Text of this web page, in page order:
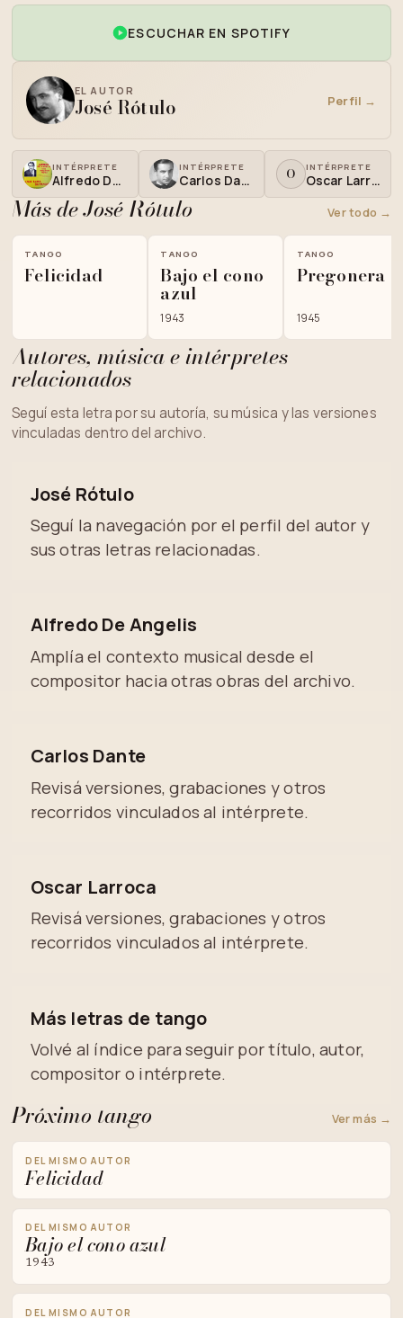
ESCUCHAR EN SPOTIFY
EL AUTOR
José Rótulo Perfil →
INTÉRPRETE
Alfredo De Angelis
INTÉRPRETE
Carlos Dante O INTÉRPRETE
Oscar Larroca
Más de José Rótulo Ver todo →
TANGO
Felicidad
TANGO
Bajo el cono
azul
1943
TANGO
Pregonera
1945
Autores, música e intérpretes
relacionados
Seguí esta letra por su autoría, su música y las versiones
vinculadas dentro del archivo.
José Rótulo
Seguí la navegación por el perfil del autor y
sus otras letras relacionadas.
Alfredo De Angelis
Amplía el contexto musical desde el
compositor hacia otras obras del archivo.
Carlos Dante
Revisá versiones, grabaciones y otros
recorridos vinculados al intérprete.
Oscar Larroca
Revisá versiones, grabaciones y otros
recorridos vinculados al intérprete.
Más letras de tango
Volvé al índice para seguir por título, autor,
compositor o intérprete.
Próximo tango Ver más →
DEL MISMO AUTOR
Felicidad
DEL MISMO AUTOR
Bajo el cono azul
1943
DEL MISMO AUTOR